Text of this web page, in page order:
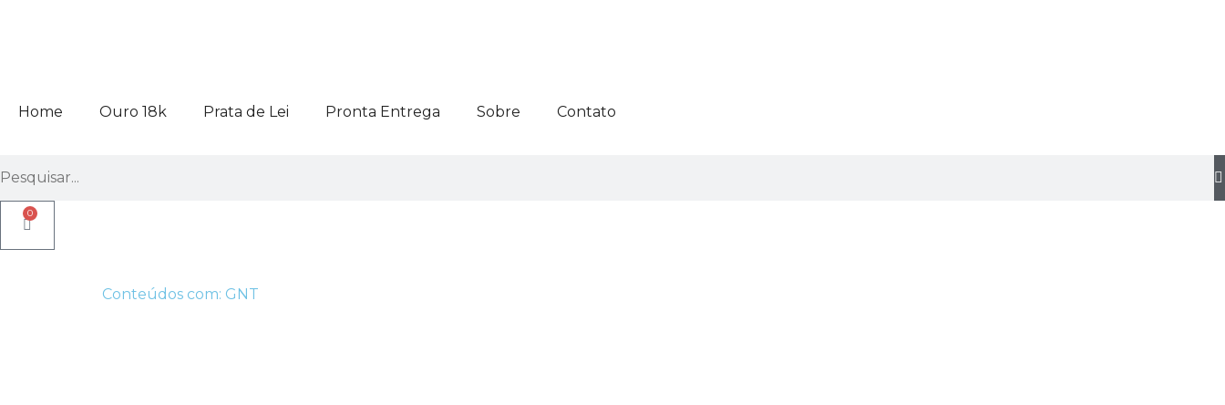
Home Ouro 18k Prata de Lei Pronta Entrega Sobre Contato
0
Conteúdos com: GNT